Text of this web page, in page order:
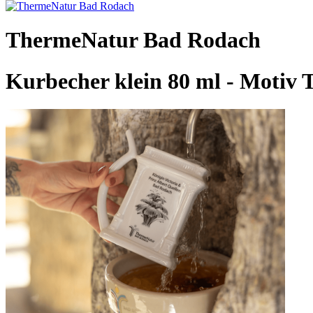
ThermeNatur Bad Rodach
Kurbecher klein 80 ml - Motiv